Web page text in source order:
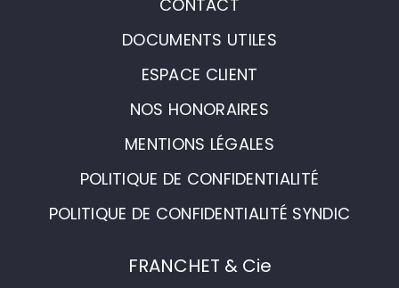
CONTACT
DOCUMENTS UTILES
ESPACE CLIENT
NOS HONORAIRES
MENTIONS LÉGALES
POLITIQUE DE CONFIDENTIALITÉ
POLITIQUE DE CONFIDENTIALITÉ SYNDIC
FRANCHET & Cie